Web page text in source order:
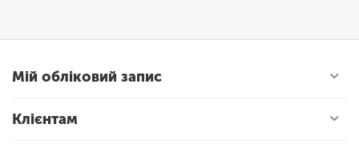
Мій обліковий запис
Клієнтам